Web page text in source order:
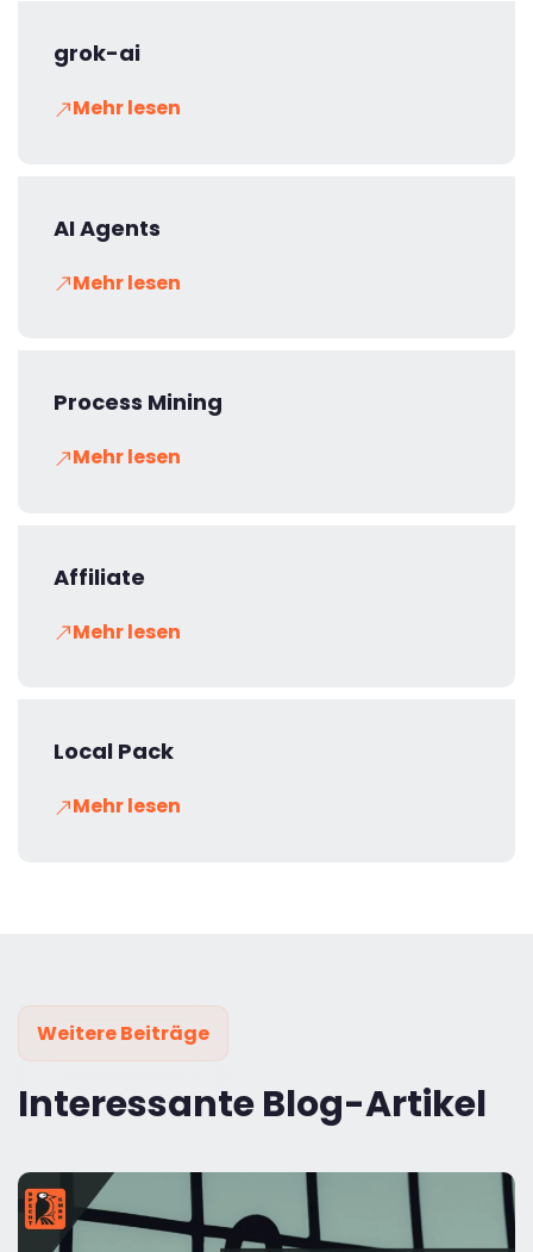
grok-ai
Mehr lesen
AI Agents
Mehr lesen
Process Mining
Mehr lesen
Affiliate
Mehr lesen
Local Pack
Mehr lesen
Weitere Beiträge
Interessante Blog-Artikel